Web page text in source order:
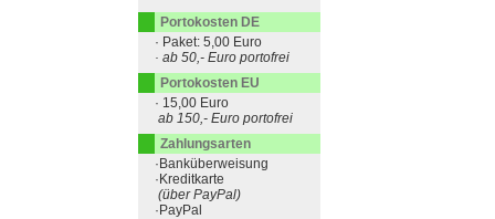
Portokosten DE
· Paket: 5,00 Euro
· ab 50,- Euro portofrei
Portokosten EU
· 15,00 Euro
ab 150,- Euro portofrei
Zahlungsarten
·Banküberweisung
·Kreditkarte
(über PayPal)
·PayPal